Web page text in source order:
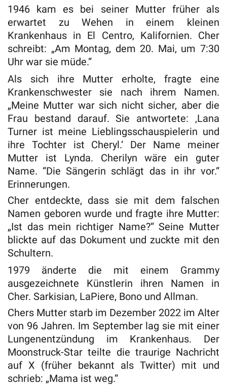
1946 kam es bei seiner Mutter früher als
erwartet zu Wehen in einem kleinen
Krankenhaus in El Centro, Kalifornien. Cher
schreibt: „Am Montag, dem 20. Mai, um 7:30
Uhr war sie müde.“
Als sich ihre Mutter erholte, fragte eine
Krankenschwester sie nach ihrem Namen.
„Meine Mutter war sich nicht sicher, aber die
Frau bestand darauf. Sie antwortete: ‚Lana
Turner ist meine Lieblingsschauspielerin und
ihre Tochter ist Cheryl.‘ Der Name meiner
Mutter ist Lynda. Cherilyn wäre ein guter
Name. “Die Sängerin schlägt das in ihr vor.“
Erinnerungen.
Cher entdeckte, dass sie mit dem falschen
Namen geboren wurde und fragte ihre Mutter:
„Ist das mein richtiger Name?“ Seine Mutter
blickte auf das Dokument und zuckte mit den
Schultern.
1979 änderte die mit einem Grammy
ausgezeichnete Künstlerin ihren Namen in
Cher. Sarkisian, LaPiere, Bono und Allman.
Chers Mutter starb im Dezember 2022 im Alter
von 96 Jahren. Im September lag sie mit einer
Lungenentzündung im Krankenhaus. Der
Moonstruck-Star teilte die traurige Nachricht
auf X (früher bekannt als Twitter) mit und
schrieb: „Mama ist weg.“